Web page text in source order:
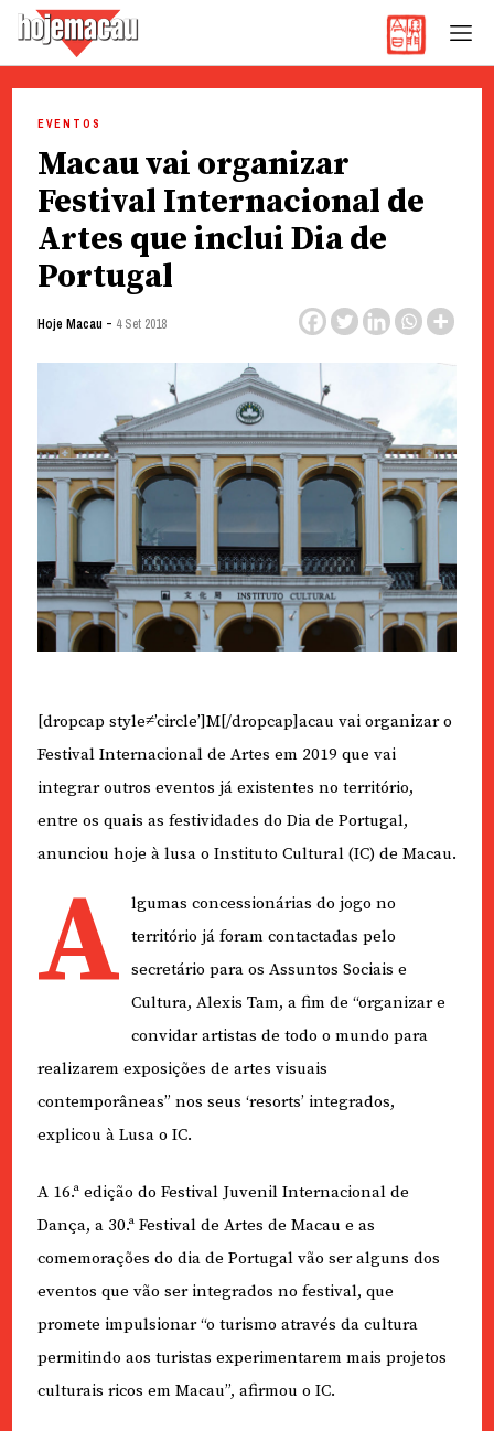
content
EVENTOS
Macau vai organizar
Festival Internacional de
Artes que inclui Dia de
Portugal
Hoje Macau - 4 Set 2018
[dropcap style≠’circle’]M[/dropcap]acau vai organizar o
Festival Internacional de Artes em 2019 que vai
integrar outros eventos já existentes no território,
entre os quais as festividades do Dia de Portugal,
anunciou hoje à lusa o Instituto Cultural (IC) de Macau.
A lgumas concessionárias do jogo no
território já foram contactadas pelo
secretário para os Assuntos Sociais e
Cultura, Alexis Tam, a fim de “organizar e
convidar artistas de todo o mundo para
realizarem exposições de artes visuais
contemporâneas” nos seus ‘resorts’ integrados,
explicou à Lusa o IC.
A 16.ª edição do Festival Juvenil Internacional de
Dança, a 30.ª Festival de Artes de Macau e as
comemorações do dia de Portugal vão ser alguns dos
eventos que vão ser integrados no festival, que
promete impulsionar “o turismo através da cultura
permitindo aos turistas experimentarem mais projetos
culturais ricos em Macau”, afirmou o IC.